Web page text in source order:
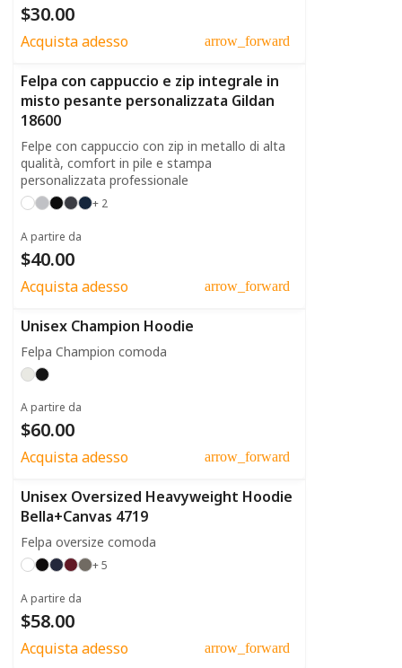
$30.00
Acquista adesso arrow_forward
Felpa con cappuccio e zip integrale in
misto pesante personalizzata Gildan
18600
Felpe con cappuccio con zip in metallo di alta
qualità, comfort in pile e stampa
personalizzata professionale
+ 2
A partire da
$40.00
Acquista adesso arrow_forward
Unisex Champion Hoodie
Felpa Champion comoda
A partire da
$60.00
Acquista adesso arrow_forward
Unisex Oversized Heavyweight Hoodie
Bella+Canvas 4719
Felpa oversize comoda
+ 5
A partire da
$58.00
Acquista adesso arrow_forward